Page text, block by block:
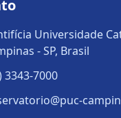
Universidade
- SP, Brasil
3343-7000